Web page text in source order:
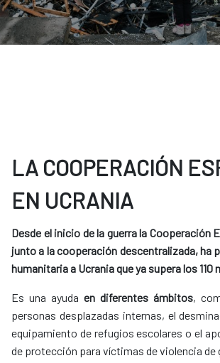
LA COOPERACIÓN
EN UCRANIA
Desde el inicio de la guerra la Cooperación
junto a la cooperación descentralizada, ha
humanitaria a Ucrania que ya supera los 110
Es una ayuda en diferentes ámbitos,
personas desplazadas internas, el
equipamiento de refugios escolares o el
de protección para víctimas de violencia de